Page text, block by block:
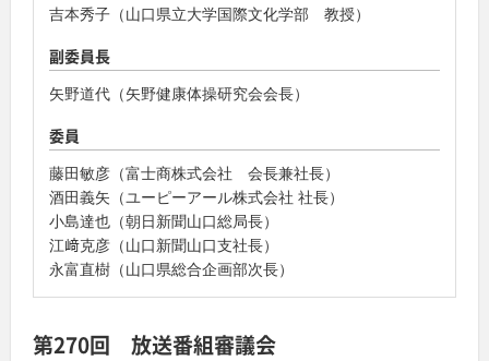
吉本秀子（山口県立大学国際文化学部 教授）
副委員長
矢野道代（矢野健康体操研究会会長）
委員
藤田敏彦（富士商株式会社 会長兼社長）
酒田義矢（ユーピーアール株式会社 社長）
小島達也（朝日新聞山口総局長）
江﨑克彦（山口新聞山口支社長）
永富直樹（山口県総合企画部次長）
第270回 放送番組審議会